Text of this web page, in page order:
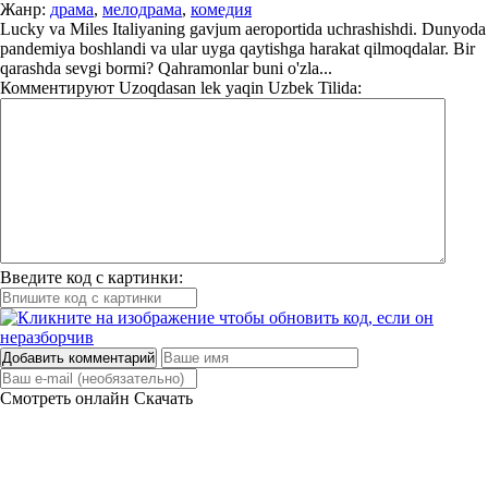
Жанр: драма, мелодрама, комедия
Lucky va Miles Italiyaning gavjum aeroportida uchrashishdi. Dunyoda
pandemiya boshlandi va ular uyga qaytishga harakat qilmoqdalar. Bir
qarashda sevgi bormi? Qahramonlar buni o'zla...
Комментируют Uzoqdasan lek yaqin Uzbek Tilida:
Введите код с картинки:
Добавить комментарий
Смотреть онлайн Скачать